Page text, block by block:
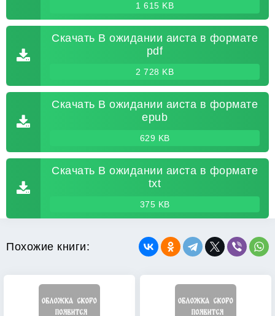
1 615 KB
Скачать В ожидании аиста в формате
pdf
2 728 KB
Скачать В ожидании аиста в формате
epub
629 KB
Скачать В ожидании аиста в формате
txt
375 KB
Похожие книги: